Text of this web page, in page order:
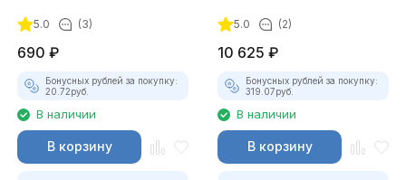
5.0 (3)
690 ₽
Бонусных рублей за покупку:
20.72руб.
В наличии
В корзину
5.0 (2)
10 625 ₽
Бонусных рублей за покупку:
319.07руб.
В наличии
В корзину